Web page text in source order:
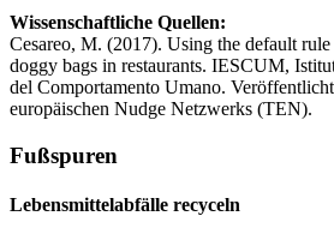
Wissenschaftliche Quellen:
Cesareo, M. (2017). Using the default
doggy bags in restaurants. IESCUM,
del Comportamento Umano.
europäischen Nudge Netzwerks (TEN).
Fußspuren
Lebensmittelabfälle recyceln